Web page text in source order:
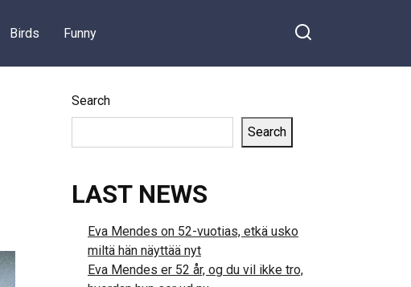
Birds Funny
Search
Search
LAST NEWS
Eva Mendes on 52-vuotias, etkä usko
miltä hän näyttää nyt
Eva Mendes er 52 år, og du vil ikke tro,